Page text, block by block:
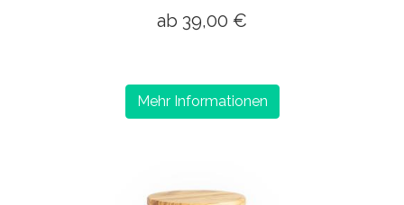
ab 39,00 €
Mehr Informationen